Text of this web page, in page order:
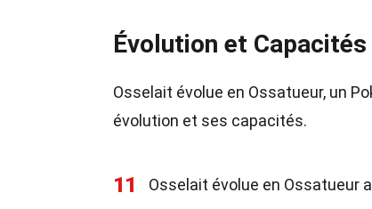
Évolution et Capacités
Osselait évolue en Ossatueur, un
évolution et ses capacités.
11 Osselait évolue en Ossatueur